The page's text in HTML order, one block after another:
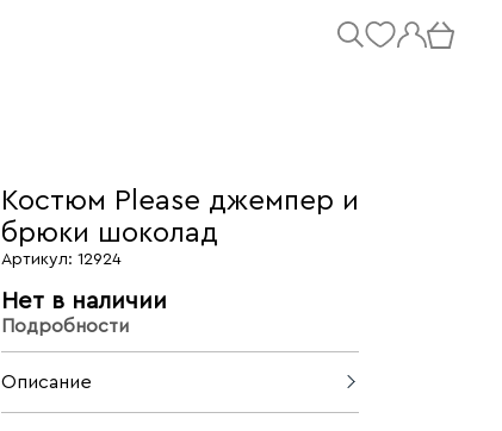
Костюм Please джемпер и
брюки шоколад
Артикул: 12924
Нет в наличии
Подробности
Описание